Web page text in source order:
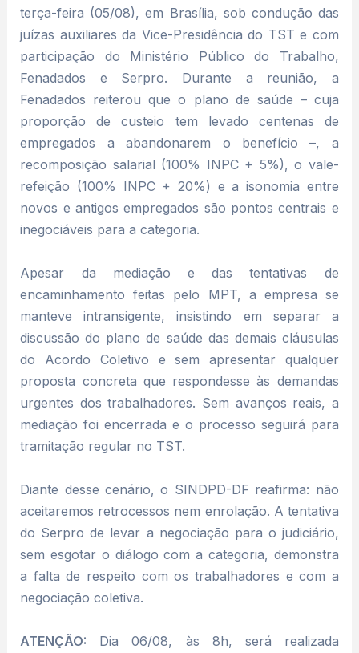
terça-feira (05/08), em Brasília, sob condução das
juízas auxiliares da Vice-Presidência do TST e com
participação do Ministério Público do Trabalho,
Fenadados e Serpro. Durante a reunião, a
Fenadados reiterou que o plano de saúde – cuja
proporção de custeio tem levado centenas de
empregados a abandonarem o benefício –, a
recomposição salarial (100% INPC + 5%), o vale-
refeição (100% INPC + 20%) e a isonomia entre
novos e antigos empregados são pontos centrais e
inegociáveis para a categoria.
Apesar da mediação e das tentativas de
encaminhamento feitas pelo MPT, a empresa se
manteve intransigente, insistindo em separar a
discussão do plano de saúde das demais cláusulas
do Acordo Coletivo e sem apresentar qualquer
proposta concreta que respondesse às demandas
urgentes dos trabalhadores. Sem avanços reais, a
mediação foi encerrada e o processo seguirá para
tramitação regular no TST.
Diante desse cenário, o SINDPD-DF reafirma: não
aceitaremos retrocessos nem enrolação. A tentativa
do Serpro de levar a negociação para o judiciário,
sem esgotar o diálogo com a categoria, demonstra
a falta de respeito com os trabalhadores e com a
negociação coletiva.
ATENÇÃO: Dia 06/08, às 8h, será realizada